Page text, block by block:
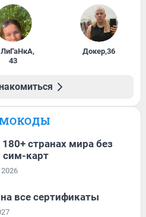
,
43
Докер,36
странах мира без
сим-карт
все сертификаты